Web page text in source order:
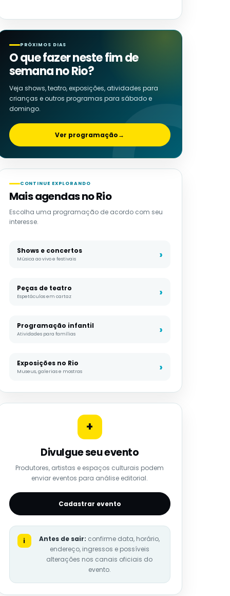
PRÓXIMOS DIAS
O que fazer neste fim de
semana no Rio?
Veja shows, teatro, exposições, atividades para
crianças e outros programas para sábado e
domingo.
Ver programação→
CONTINUE EXPLORANDO
Mais agendas no Rio
Escolha uma programação de acordo com seu
interesse.
Shows e concertos
Música ao vivo e festivais
Peças de teatro
Espetáculos em cartaz
Programação infantil
Atividades para famílias
Exposições no Rio
Museus, galerias e mostras
+
Divulgue seu evento
Produtores, artistas e espaços culturais podem
enviar eventos para análise editorial.
Cadastrar evento
i Antes de sair: confirme data, horário,
endereço, ingressos e possíveis
alterações nos canais oficiais do
evento.